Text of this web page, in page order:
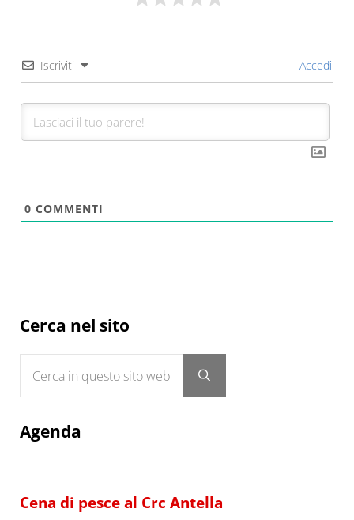
Iscriviti Accedi
0 COMMENTI
Sidebar
Cerca nel sito
Submit search
Agenda
Cena di pesce al Crc Antella